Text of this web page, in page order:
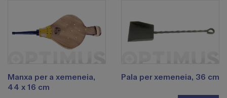
Manxa per a xemeneia,
44 x 16 cm
Pala per xemeneia, 36 cm